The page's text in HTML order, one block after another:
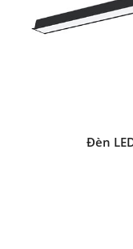
Đèn